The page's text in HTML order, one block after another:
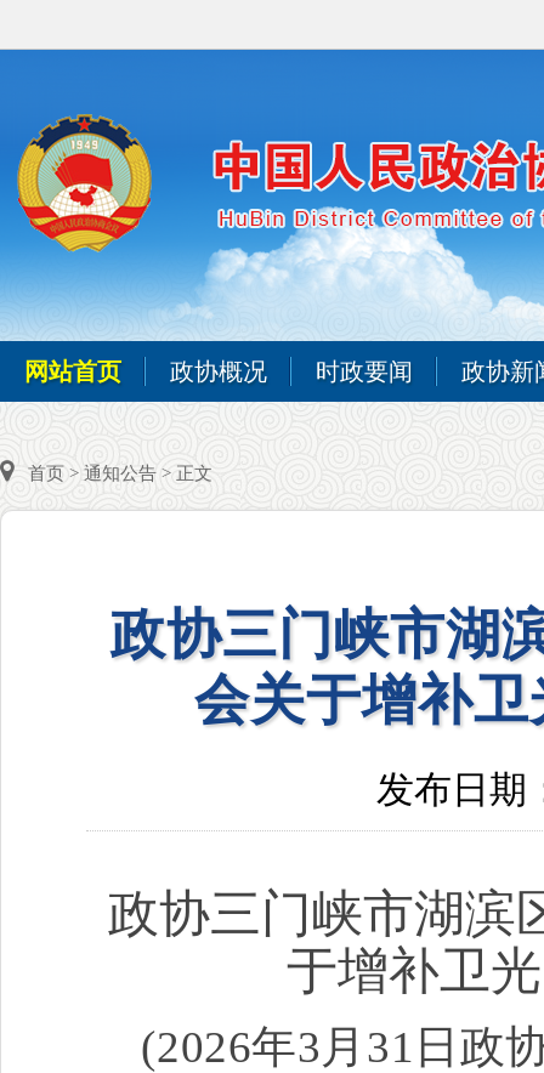
网站首页 政协概况 时政要闻 政协新
首页 > 通知公告 > 正文
政协三门峡市湖
会关于增补
发布日期
政协三门峡市湖滨
于增补卫
(2026年3月31日政